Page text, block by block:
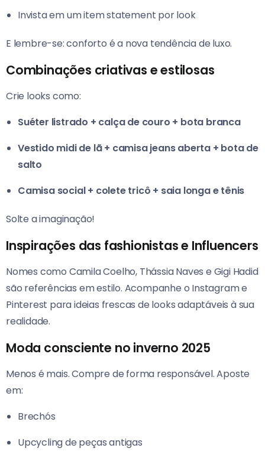
Invista em um item statement por look
E lembre-se: conforto é a nova tendência de luxo.
Combinações criativas e estilosas
Crie looks como:
Suéter listrado + calça de couro + bota branca
Vestido midi de lã + camisa jeans aberta + bota de
salto
Camisa social + colete tricô + saia longa e tênis
Solte a imaginação!
Inspirações das fashionistas e Influencers
Nomes como Camila Coelho, Thássia Naves e Gigi Hadid
são referências em estilo. Acompanhe o Instagram e
Pinterest para ideias frescas de looks adaptáveis à sua
realidade.
Moda consciente no inverno 2025
Menos é mais. Compre de forma responsável. Aposte
em:
Brechós
Upcycling de peças antigas